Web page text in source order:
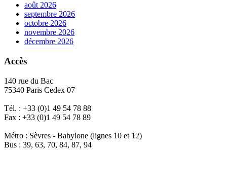
août 2026
septembre 2026
octobre 2026
novembre 2026
décembre 2026
Accès
140 rue du Bac
75340 Paris Cedex 07
Tél. : +33 (0)1 49 54 78 88
Fax : +33 (0)1 49 54 78 89
Métro : Sèvres - Babylone (lignes 10 et 12)
Bus : 39, 63, 70, 84, 87, 94